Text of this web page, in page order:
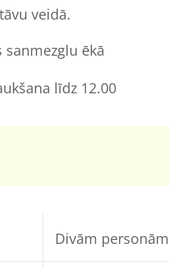
veidā.
sanmezglu ēkā
līdz 12.00
Divām personām